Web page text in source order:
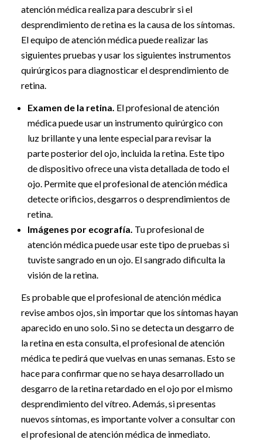
atención médica realiza para descubrir si el
desprendimiento de retina es la causa de los síntomas.
El equipo de atención médica puede realizar las
siguientes pruebas y usar los siguientes instrumentos
quirúrgicos para diagnosticar el desprendimiento de
retina.
Examen de la retina. El profesional de atención
médica puede usar un instrumento quirúrgico con
luz brillante y una lente especial para revisar la
parte posterior del ojo, incluida la retina. Este tipo
de dispositivo ofrece una vista detallada de todo el
ojo. Permite que el profesional de atención médica
detecte orificios, desgarros o desprendimientos de
retina.
Imágenes por ecografía. Tu profesional de
atención médica puede usar este tipo de pruebas si
tuviste sangrado en un ojo. El sangrado dificulta la
visión de la retina.
Es probable que el profesional de atención médica
revise ambos ojos, sin importar que los síntomas hayan
aparecido en uno solo. Si no se detecta un desgarro de
la retina en esta consulta, el profesional de atención
médica te pedirá que vuelvas en unas semanas. Esto se
hace para confirmar que no se haya desarrollado un
desgarro de la retina retardado en el ojo por el mismo
desprendimiento del vítreo. Además, si presentas
nuevos síntomas, es importante volver a consultar con
el profesional de atención médica de inmediato.